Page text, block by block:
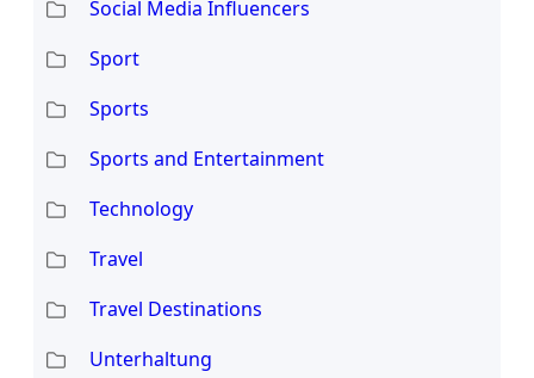
Social Media Influencers
Sport
Sports
Sports and Entertainment
Technology
Travel
Travel Destinations
Unterhaltung